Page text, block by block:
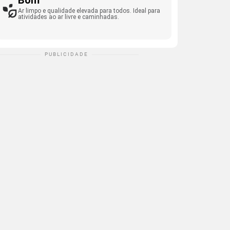
Ar limpo e qualidade elevada para todos. Ideal para
atividades ao ar livre e caminhadas.